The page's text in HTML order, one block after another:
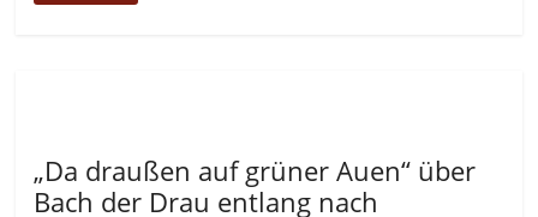
„Da draußen auf grüner Auen“ über
Bach der Drau entlang nach